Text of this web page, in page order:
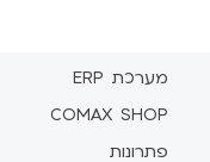
מערכת ERP
COMAX SHOP
פתרונות